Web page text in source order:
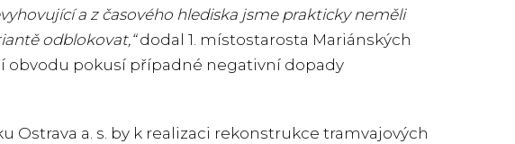
a z časového hlediska jsme prakticky neměli
odblokovat,“dodal 1. místostarosta Mariánských
obvodu pokusí případné negativní dopady
a. s. by k realizaci rekonstrukce tramvajových